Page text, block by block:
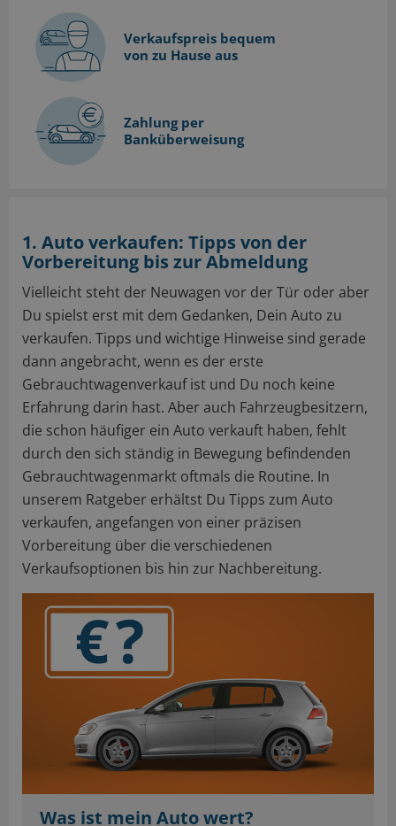
Verkaufspreis bequem
von zu Hause aus
Zahlung per
Banküberweisung
1. Auto verkaufen: Tipps von der
Vorbereitung bis zur Abmeldung
Vielleicht steht der Neuwagen vor der Tür oder aber
Du spielst erst mit dem Gedanken, Dein Auto zu
verkaufen. Tipps und wichtige Hinweise sind gerade
dann angebracht, wenn es der erste
Gebrauchtwagenverkauf ist und Du noch keine
Erfahrung darin hast. Aber auch Fahrzeugbesitzern,
die schon häufiger ein Auto verkauft haben, fehlt
durch den sich ständig in Bewegung befindenden
Gebrauchtwagenmarkt oftmals die Routine. In
unserem Ratgeber erhältst Du Tipps zum Auto
verkaufen, angefangen von einer präzisen
Vorbereitung über die verschiedenen
Verkaufsoptionen bis hin zur Nachbereitung.
Was ist mein Auto wert?